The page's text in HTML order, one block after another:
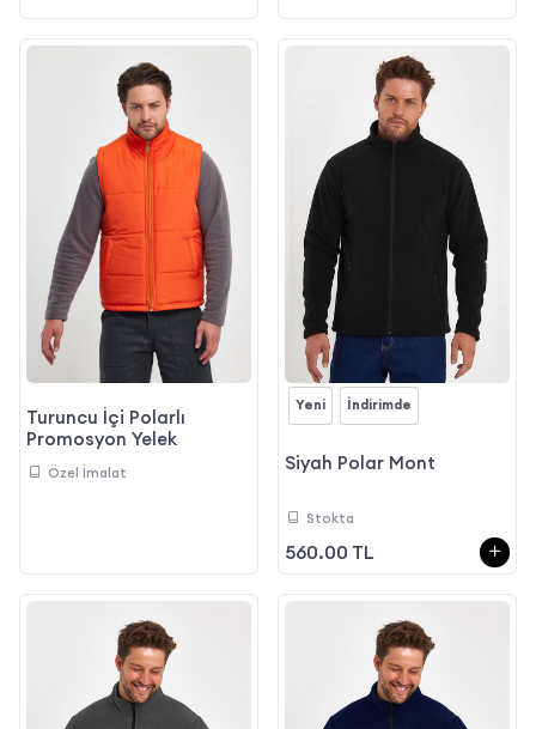
Turuncu İçi Polarlı
Promosyon Yelek
Özel İmalat
Yeni İndirimde
Siyah Polar Mont
Stokta
560.00 TL